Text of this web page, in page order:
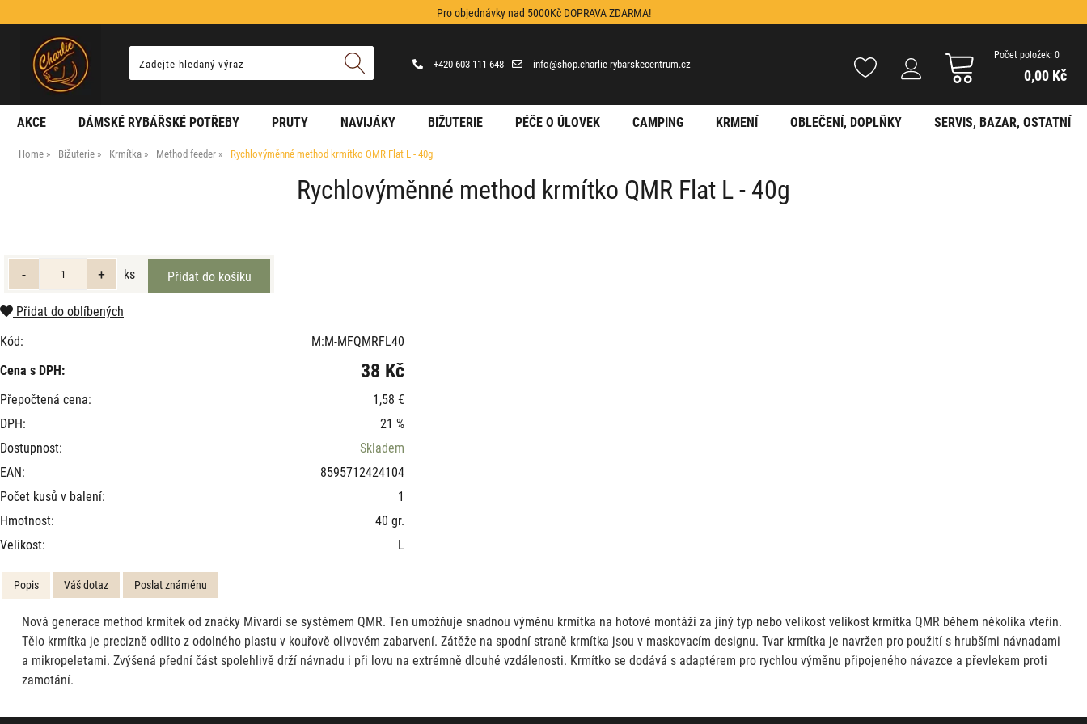
Pro objednávky nad 5000Kč DOPRAVA ZDARMA!
+420 603 111 648 info@shop.charlie-rybarskecentrum.cz
Počet položek: 0
0,00 Kč
AKCE DÁMSKÉ RYBÁŘSKÉ POTŘEBY PRUTY NAVIJÁKY BIŽUTERIE PÉČE O ÚLOVEK CAMPING KRMENÍ OBLEČENÍ, DOPLŇKY SERVIS, BAZAR, OSTATNÍ
Home Bižuterie Krmítka Method feeder Rychlovýměnné method krmítko QMR Flat L - 40g
Rychlovýměnné method krmítko QMR Flat L - 40g
ks
Přidat do oblíbených
Kód:
M:M-MFQMRFL40
Cena s DPH:
38 Kč
Přepočtená cena:
1,58 €
DPH:
21 %
Dostupnost:
Skladem
EAN:
8595712424104
Počet kusů v balení:
1
Hmotnost:
40 gr.
Velikost:
L
Popis Váš dotaz Poslat známénu
Nová generace method krmítek od značky Mivardi se systémem QMR. Ten umožňuje snadnou výměnu krmítka na hotové montáži za jiný typ nebo velikost velikost krmítka QMR během několika vteřin.
Tělo krmítka je precizně odlito z odolného plastu v kouřově olivovém zabarvení. Zátěže na spodní straně krmítka jsou v maskovacím designu. Tvar krmítka je navržen pro použití s hrubšími návnadami
a mikropeletami. Zvýšená přední část spolehlivě drží návnadu i při lovu na extrémně dlouhé vzdálenosti. Krmítko se dodává s adaptérem pro rychlou výměnu připojeného návazce a převlekem proti
zamotání.